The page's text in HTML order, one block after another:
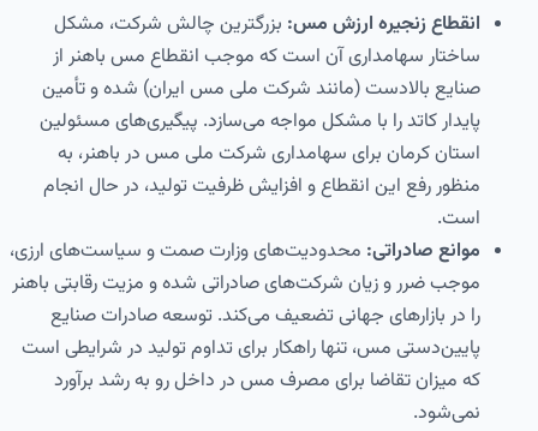
انقطاع زنجیره ارزش مس: بزرگترین چالش شرکت، مشکل
ساختار سهامداری آن است که موجب انقطاع مس باهنر از
صنایع بالادست (مانند شرکت ملی مس ایران) شده و تأمین
پایدار کاتد را با مشکل مواجه می‌سازد. پیگیری‌های مسئولین
استان کرمان برای سهامداری شرکت ملی مس در باهنر، به
منظور رفع این انقطاع و افزایش ظرفیت تولید، در حال انجام
است.
موانع صادراتی: محدودیت‌های وزارت صمت و سیاست‌های ارزی،
موجب ضرر و زیان شرکت‌های صادراتی شده و مزیت رقابتی باهنر
را در بازارهای جهانی تضعیف می‌کند. توسعه صادرات صنایع
پایین‌دستی مس، تنها راهکار برای تداوم تولید در شرایطی است
که میزان تقاضا برای مصرف مس در داخل رو به رشد برآورد
نمی‌شود.